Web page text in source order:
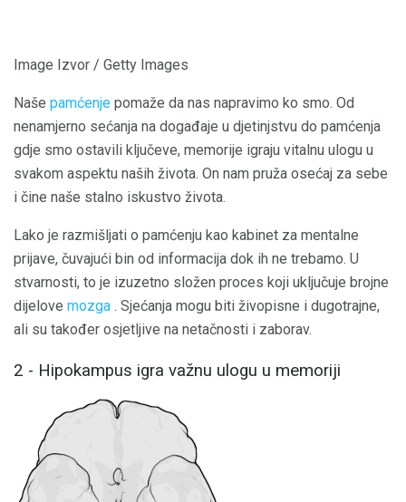
Image Izvor / Getty Images
Naše pamćenje pomaže da nas napravimo ko smo. Od
nenamjerno sećanja na događaje u djetinjstvu do pamćenja
gdje smo ostavili ključeve, memorije igraju vitalnu ulogu u
svakom aspektu naših života. On nam pruža osećaj za sebe
i čine naše stalno iskustvo života.
Lako je razmišljati o pamćenju kao kabinet za mentalne
prijave, čuvajući bin od informacija dok ih ne trebamo. U
stvarnosti, to je izuzetno složen proces koji uključuje brojne
dijelove mozga . Sjećanja mogu biti živopisne i dugotrajne,
ali su također osjetljive na netačnosti i zaborav.
2 - Hipokampus igra važnu ulogu u memoriji